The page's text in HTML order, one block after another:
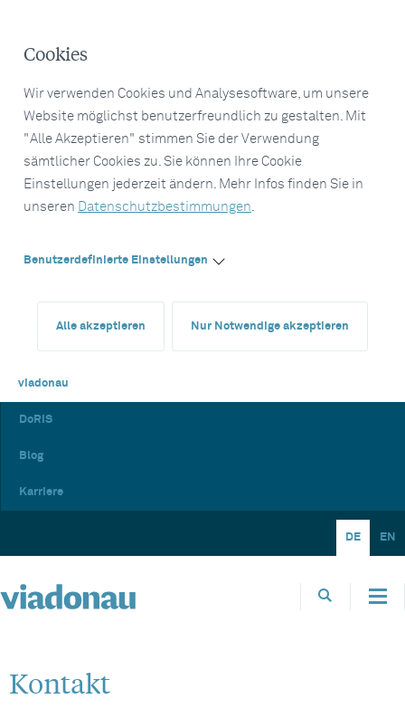
Cookies
Wir verwenden Cookies und Analysesoftware, um unsere
Website möglichst benutzerfreundlich zu gestalten. Mit
"Alle Akzeptieren" stimmen Sie der Verwendung
sämtlicher Cookies zu. Sie können Ihre Cookie
Einstellungen jederzeit ändern. Mehr Infos finden Sie in
unseren Datenschutzbestimmungen.
Benutzerdefinierte Einstellungen
Alle akzeptieren Nur Notwendige akzeptieren
viadonau
DoRIS
Blog
Karriere
DE EN
Kontakt